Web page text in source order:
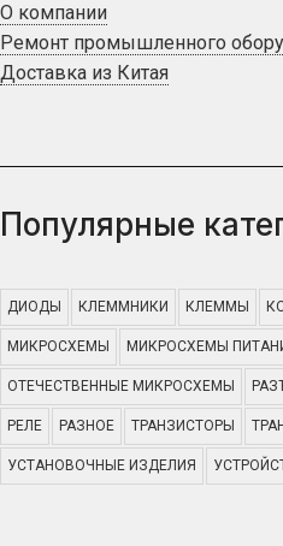
О компании
Ремонт промышленного
Доставка из Китая
Популярные
ДИОДЫ КЛЕММНИКИ КЛЕММЫ
МИКРОСХЕМЫ МИКРОСХЕМЫ
ОТЕЧЕСТВЕННЫЕ МИКРОСХЕМЫ
РЕЛЕ РАЗНОЕ ТРАНЗИСТОРЫ
УСТАНОВОЧНЫЕ ИЗДЕЛИЯ